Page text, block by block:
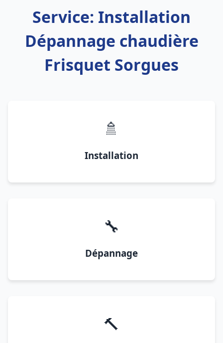
Service: Installation
Dépannage chaudière
Frisquet Sorgues
🚿
Installation
🔧
Dépannage
🔨